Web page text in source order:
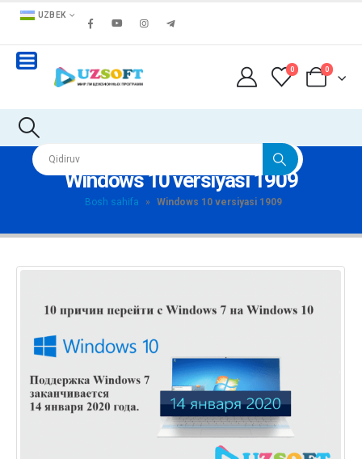
UZBEK
0 0
Windows 10 versiyasi 1909
Bosh sahifa » Windows 10 versiyasi 1909